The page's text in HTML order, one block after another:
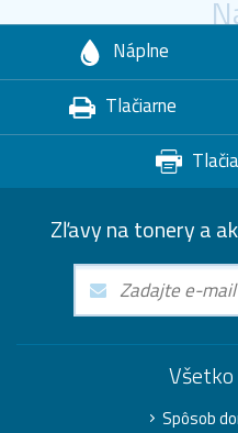
Náplne
Tlačiarne
Zľavy na tonery a
Spôsob